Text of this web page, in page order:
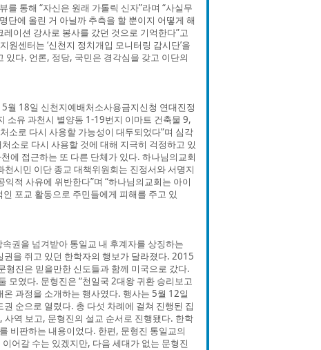
통해 “자신은 원래 가톨릭 신자”라며 “사실무
단에 올린 거 아닐까 추측을 할 뿐이지 어떻게 해
이션 강사로 봉사를 갔던 것으로 기억한다”고
센터는 ‘신천지 정치개입 모니터링 감시단’을
다. 언론, 정당, 국민은 경각심을 갖고 이단의
월 18일 신천지예배처소사용금지신청 연대진정
소유 과천시 별양동 1-19번지 이마트 건축물 9,
소로 다시 사용할 가능성이 대두되었다”며 심각
소로 다시 사용할 것에 대해 지극히 걱정하고 있
에 접근하는 또 다른 단체가 있다. 하나님의교회
시민 이단 종교 대책위원회는 진정서와 서명지
적 사유에 위반한다”며 “하나님의교회는 아이
포교 활동으로 주민들에게 피해를 주고 있
권을 넘겨받아 통일교 내 후계자를 상징하는
을 쥐고 있던 한학자의 행보가 달라졌다. 2015
형진은 믿을만한 신도들과 함께 미국으로 갔다.
모였다. 문형진은 “천일국 2대왕 귀환 승리보고
과정을 소개하는 행사였다. 행사는 5월 12일
순으로 열렸다. 총 다섯 차례에 걸쳐 진행된 집
역 보고, 문형진의 설교 순서로 진행됐다. 한학
비판하는 내용이었다. 한편, 문형진 통일교의
어갈 수는 있겠지만, 다음 세대가 없는 문형진